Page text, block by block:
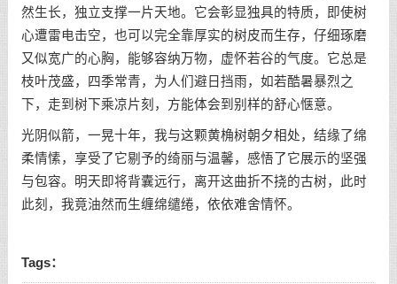
然生长，独立支撑一片天地。它会彰显独具的特质，即使树
心遭雷电击空，也可以完全靠厚实的树皮而生存，仔细琢磨
又似宽广的心胸，能够容纳万物，虚怀若谷的气度。它总是
枝叶茂盛，四季常青，为人们避日挡雨，如若酷暑暴烈之
下，走到树下乘凉片刻，方能体会到别样的舒心惬意。
光阴似箭，一晃十年，我与这颗黄桷树朝夕相处，结缘了绵
柔情愫，享受了它剔予的绮丽与温馨，感悟了它展示的坚强
与包容。明天即将背囊远行，离开这曲折不挠的古树，此时
此刻，我竟油然而生缠绵缱绻，依依难舍情怀。
Tags：